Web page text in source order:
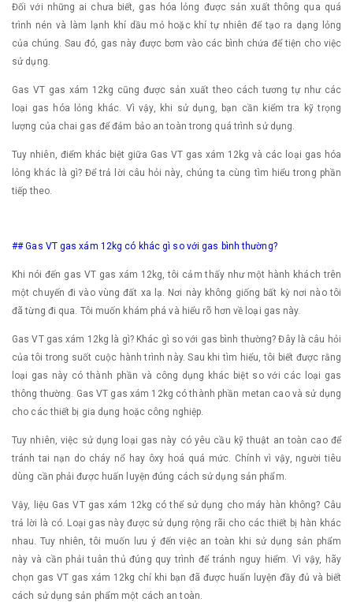
Đối với những ai chưa biết, gas hóa lỏng được sản xuất thông qua quá
trình nén và làm lạnh khí dầu mỏ hoặc khí tự nhiên để tạo ra dạng lỏng
của chúng. Sau đó, gas này được bơm vào các bình chứa để tiện cho việc
sử dụng.
Gas VT gas xám 12kg cũng được sản xuất theo cách tương tự như các
loại gas hóa lỏng khác. Vì vậy, khi sử dụng, bạn cần kiểm tra kỹ trọng
lượng của chai gas để đảm bảo an toàn trong quá trình sử dụng.
Tuy nhiên, điểm khác biệt giữa Gas VT gas xám 12kg và các loại gas hóa
lỏng khác là gì? Để trả lời câu hỏi này, chúng ta cùng tìm hiểu trong phần
tiếp theo.
## Gas VT gas xám 12kg có khác gì so với gas bình thường?
Khi nói đến gas VT gas xám 12kg, tôi cảm thấy như một hành khách trên
một chuyến đi vào vùng đất xa lạ. Nơi này không giống bất kỳ nơi nào tôi
đã từng đi qua. Tôi muốn khám phá và hiểu rõ hơn về loại gas này.
Gas VT gas xám 12kg là gì? Khác gì so với gas bình thường? Đây là câu hỏi
của tôi trong suốt cuộc hành trình này. Sau khi tìm hiểu, tôi biết được rằng
loại gas này có thành phần và công dụng khác biệt so với các loại gas
thông thường. Gas VT gas xám 12kg có thành phần metan cao và sử dụng
cho các thiết bị gia dụng hoặc công nghiệp.
Tuy nhiên, việc sử dụng loại gas này có yêu cầu kỹ thuật an toàn cao để
tránh tai nạn do cháy nổ hay ôxy hoá quá mức. Chính vì vậy, người tiêu
dùng cần phải được huấn luyện đúng cách sử dụng sản phẩm.
Vậy, liệu Gas VT gas xám 12kg có thể sử dụng cho máy hàn không? Câu
trả lời là có. Loại gas này được sử dụng rộng rãi cho các thiết bị hàn khác
nhau. Tuy nhiên, tôi muốn lưu ý đến việc an toàn khi sử dụng sản phẩm
này và cần phải tuân thủ đúng quy trình để tránh nguy hiểm. Vì vậy, hãy
chọn gas VT gas xám 12kg chỉ khi bạn đã được huấn luyện đầy đủ và biết
cách sử dụng sản phẩm một cách an toàn.